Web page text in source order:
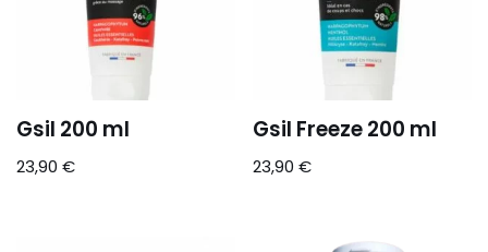
Gsil 200 ml
23,90 €
Gsil Freeze 200 ml
23,90€